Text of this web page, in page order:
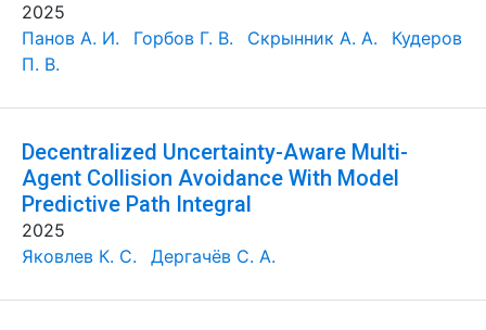
2025
Панов А. И.
Горбов Г. В. Скрынник А. А.
Кудеров
П. В.
Decentralized Uncertainty-Aware Multi-
Agent Collision Avoidance With Model
Predictive Path Integral
2025
Яковлев К. С.
Дергачёв С. А.